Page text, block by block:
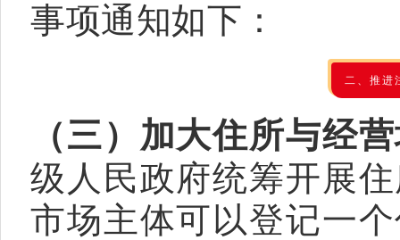
事项通知如下：
二、推进
（三）加大住所与经
级人民政府统筹开展
市场主体可以登记一